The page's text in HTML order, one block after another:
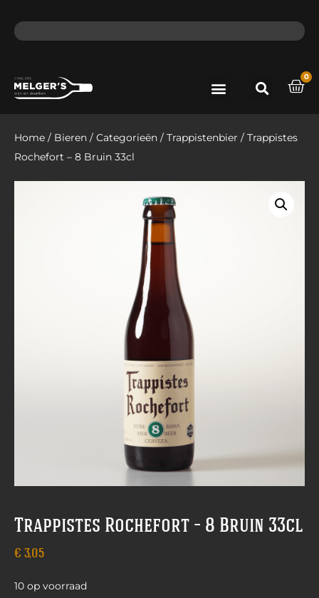
0
Home / Bieren / Categorieën / Trappistenbier / Trappistes
Rochefort – 8 Bruin 33cl
Trappistes Rochefort – 8 Bruin 33cl
€ 3,05
10 op voorraad